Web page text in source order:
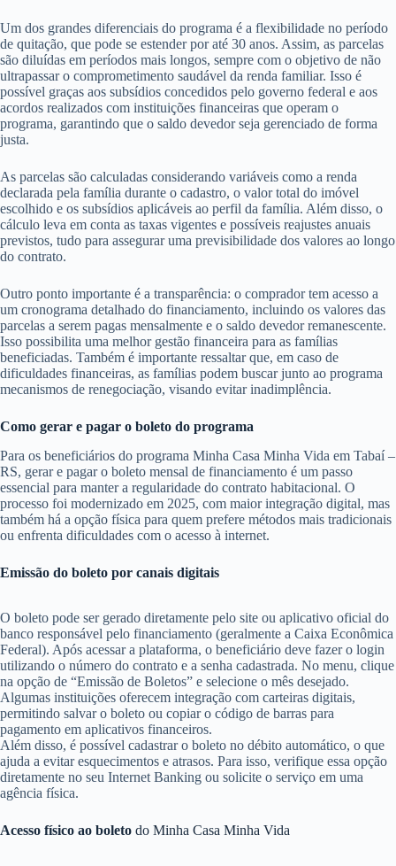
Um dos grandes diferenciais do programa é a flexibilidade no período
de quitação, que pode se estender por até 30 anos. Assim, as parcelas
são diluídas em períodos mais longos, sempre com o objetivo de não
ultrapassar o comprometimento saudável da renda familiar. Isso é
possível graças aos subsídios concedidos pelo governo federal e aos
acordos realizados com instituições financeiras que operam o
programa, garantindo que o saldo devedor seja gerenciado de forma
justa.
As parcelas são calculadas considerando variáveis como a renda
declarada pela família durante o cadastro, o valor total do imóvel
escolhido e os subsídios aplicáveis ao perfil da família. Além disso, o
cálculo leva em conta as taxas vigentes e possíveis reajustes anuais
previstos, tudo para assegurar uma previsibilidade dos valores ao longo
do contrato.
Outro ponto importante é a transparência: o comprador tem acesso a
um cronograma detalhado do financiamento, incluindo os valores das
parcelas a serem pagas mensalmente e o saldo devedor remanescente.
Isso possibilita uma melhor gestão financeira para as famílias
beneficiadas. Também é importante ressaltar que, em caso de
dificuldades financeiras, as famílias podem buscar junto ao programa
mecanismos de renegociação, visando evitar inadimplência.
Como gerar e pagar o boleto do programa
Para os beneficiários do programa Minha Casa Minha Vida em Tabaí –
RS, gerar e pagar o boleto mensal de financiamento é um passo
essencial para manter a regularidade do contrato habitacional. O
processo foi modernizado em 2025, com maior integração digital, mas
também há a opção física para quem prefere métodos mais tradicionais
ou enfrenta dificuldades com o acesso à internet.
Emissão do boleto por canais digitais
O boleto pode ser gerado diretamente pelo site ou aplicativo oficial do
banco responsável pelo financiamento (geralmente a Caixa Econômica
Federal). Após acessar a plataforma, o beneficiário deve fazer o login
utilizando o número do contrato e a senha cadastrada. No menu, clique
na opção de “Emissão de Boletos” e selecione o mês desejado.
Algumas instituições oferecem integração com carteiras digitais,
permitindo salvar o boleto ou copiar o código de barras para
pagamento em aplicativos financeiros.
Além disso, é possível cadastrar o boleto no débito automático, o que
ajuda a evitar esquecimentos e atrasos. Para isso, verifique essa opção
diretamente no seu Internet Banking ou solicite o serviço em uma
agência física.
Acesso físico ao boleto do Minha Casa Minha Vida